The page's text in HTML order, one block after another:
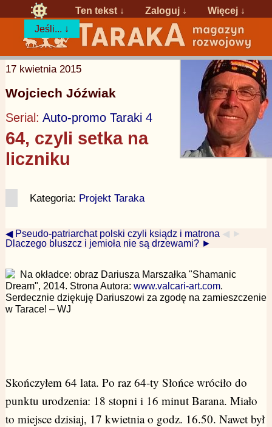
Ten tekst ↓ Zaloguj ↓
Więcej ↓
Jeśli... ↓
17 kwietnia 2015
Wojciech Jóźwiak
Serial: Auto-promo Taraki 4
64, czyli setka na
liczniku
Kategoria: Projekt Taraka
◀ Pseudo-patriarchat polski czyli ksiądz i matrona ◀ ►
Dlaczego bluszcz i jemioła nie są drzewami? ►
Na okładce: obraz Dariusza Marszałka "Shamanic
Dream", 2014. Strona Autora: www.valcari-art.com.
Serdecznie dziękuję Dariuszowi za zgodę na zamieszczenie
w Tarace! – WJ
Skończyłem 64 lata. Po raz 64-ty Słońce wróciło do
punktu urodzenia: 18 stopni i 16 minut Barana. Miało
to miejsce dzisiaj, 17 kwietnia o godz. 16.50. Nawet był